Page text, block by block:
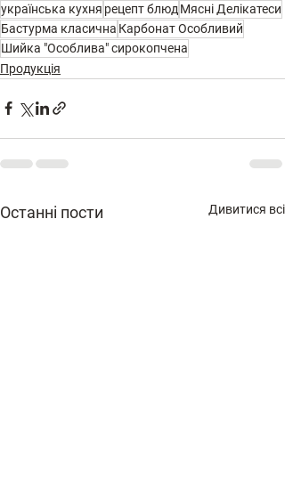
українська кухня рецепт блюд Мяснi Делiкатеси
Бастурма класична Карбонат Особливий
Шийка "Особлива" сирокопчена
Продукція
Останні пости Дивитися всі